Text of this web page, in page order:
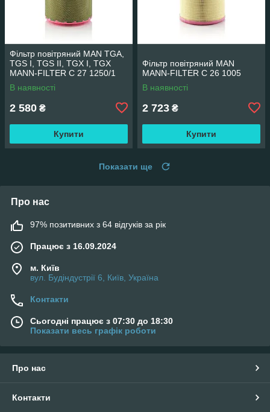
Фільтр повітряний MAN TGA,
TGS I, TGS II, TGX I, TGX
MANN-FILTER C 27 1250/1
В наявності
2 580 ₴
Купити
Фільтр повітряний MAN
MANN-FILTER C 26 1005
В наявності
2 723 ₴
Купити
Показати ще
Про нас
97% позитивних з 64 відгуків за рік
Працює з 16.09.2024
м. Київ
вул. Будіндустрії 6, Київ, Україна
Контакти
Сьогодні працює з 07:30 до 18:30
Показати весь графік роботи
Про нас
Контакти